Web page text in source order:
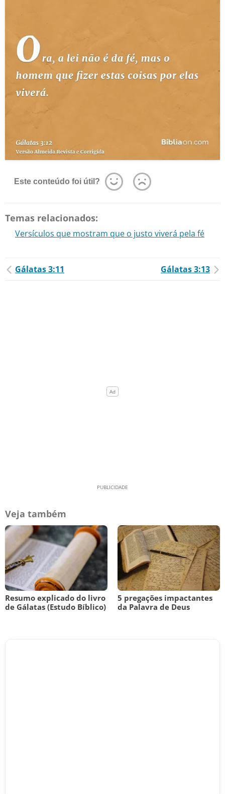
Este conteúdo foi útil?
Temas relacionados:
Versículos que mostram que o justo viverá pela fé
Gálatas 3:11 Gálatas 3:13
Veja também
Resumo explicado do livro
de Gálatas (Estudo Bíblico)
5 pregações impactantes
da Palavra de Deus